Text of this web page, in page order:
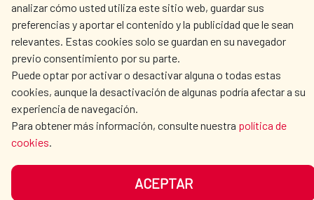
analizar cómo usted utiliza este sitio web, guardar sus
preferencias y aportar el contenido y la publicidad que le sean
relevantes. Estas cookies solo se guardan en su navegador
previo consentimiento por su parte.
Puede optar por activar o desactivar alguna o todas estas
cookies, aunque la desactivación de algunas podría afectar a su
experiencia de navegación.
Para obtener más información, consulte nuestra política de
cookies.
ACEPTAR
OUR SOCIAL MEDIA
TERMS OF USE
DATA PROTECTION
COOKIE POLICY
ACCESSIBILITY